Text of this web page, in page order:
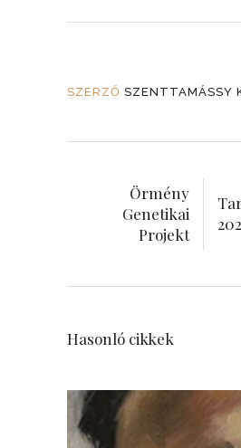
SZERZŐ SZENTTAMÁSSY
Örmény
Genetikai
Projekt
Hasonló cikkek